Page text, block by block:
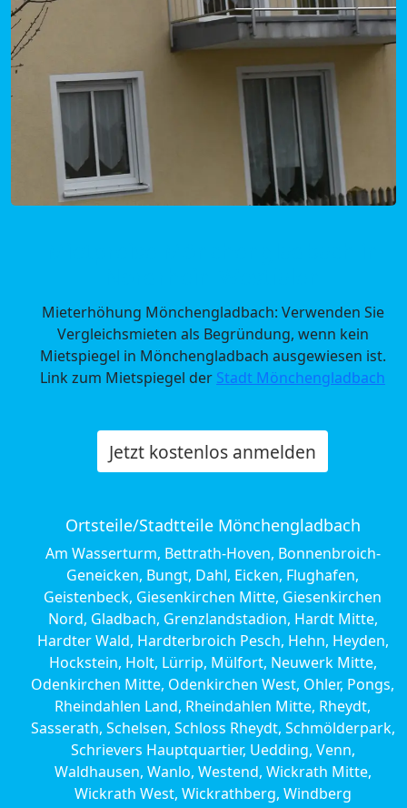
Mieterhöhung Mönchengladbach: Verwenden Sie
Vergleichsmieten als Begründung, wenn kein
Mietspiegel in Mönchengladbach ausgewiesen ist.
Link zum Mietspiegel der Stadt Mönchengladbach
Jetzt kostenlos anmelden
Ortsteile/Stadtteile Mönchengladbach
Am Wasserturm, Bettrath-Hoven, Bonnenbroich-
Geneicken, Bungt, Dahl, Eicken, Flughafen,
Geistenbeck, Giesenkirchen Mitte, Giesenkirchen
Nord, Gladbach, Grenzlandstadion, Hardt Mitte,
Hardter Wald, Hardterbroich Pesch, Hehn, Heyden,
Hockstein, Holt, Lürrip, Mülfort, Neuwerk Mitte,
Odenkirchen Mitte, Odenkirchen West, Ohler, Pongs,
Rheindahlen Land, Rheindahlen Mitte, Rheydt,
Sasserath, Schelsen, Schloss Rheydt, Schmölderpark,
Schrievers Hauptquartier, Uedding, Venn,
Waldhausen, Wanlo, Westend, Wickrath Mitte,
Wickrath West, Wickrathberg, Windberg